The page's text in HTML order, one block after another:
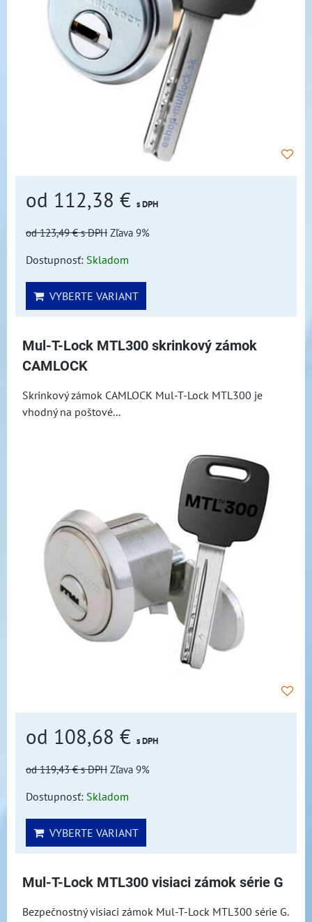
od 112,38 € s DPH
od 123,49 €s DPH Zľava 9%
Dostupnosť: Skladom
VYBERTE VARIANT
Mul-T-Lock MTL300 skrinkový zámok
CAMLOCK
Skrinkový zámok CAMLOCK Mul-T-Lock MTL300 je
vhodný na poštové...
od 108,68 € s DPH
od 119,43 €s DPH Zľava 9%
Dostupnosť: Skladom
VYBERTE VARIANT
Mul-T-Lock MTL300 visiaci zámok série G
Bezpečnostný visiaci zámok Mul-T-Lock MTL300 série G.